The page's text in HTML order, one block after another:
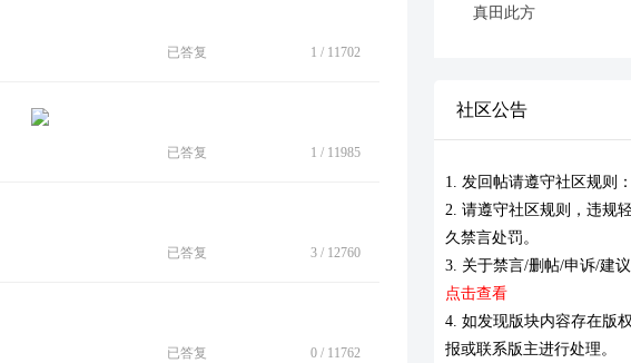
已答复 1 / 11702
已答复 1 / 11985
已答复 3 / 12760
已答复 0 / 11762
真田此方
社区公告
1. 发回帖请遵守社区规则：
2. 请遵守社区规则，违规
久禁言处罚。
3. 关于禁言/删帖/申诉/建
点击查看
4. 如发现版块内容存在版
报或联系版主进行处理。